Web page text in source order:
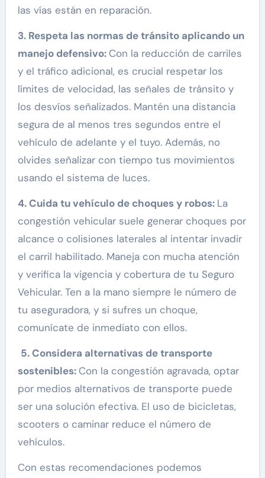
las vías están en reparación.
3. Respeta las normas de tránsito aplicando un
manejo defensivo: Con la reducción de carriles
y el tráfico adicional, es crucial respetar los
límites de velocidad, las señales de tránsito y
los desvíos señalizados. Mantén una distancia
segura de al menos tres segundos entre el
vehículo de adelante y el tuyo. Además, no
olvides señalizar con tiempo tus movimientos
usando el sistema de luces.
4. Cuida tu vehículo de choques y robos: La
congestión vehicular suele generar choques por
alcance o colisiones laterales al intentar invadir
el carril habilitado. Maneja con mucha atención
y verifica la vigencia y cobertura de tu Seguro
Vehicular. Ten a la mano siempre le número de
tu aseguradora, y si sufres un choque,
comunícate de inmediato con ellos.
5. Considera alternativas de transporte
sostenibles: Con la congestión agravada, optar
por medios alternativos de transporte puede
ser una solución efectiva. El uso de bicicletas,
scooters o caminar reduce el número de
vehículos.
Con estas recomendaciones podemos